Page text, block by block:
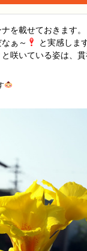
を載せておきます。
ぁ～
と実感します
咲いている姿は、貫